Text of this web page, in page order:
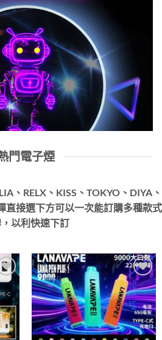
門電子煙
、RELX、KISS、TOKYO、DIYA、
直接選下方可以一次能訂購多種款式
以利快速下訂
to
Add to
wishlist